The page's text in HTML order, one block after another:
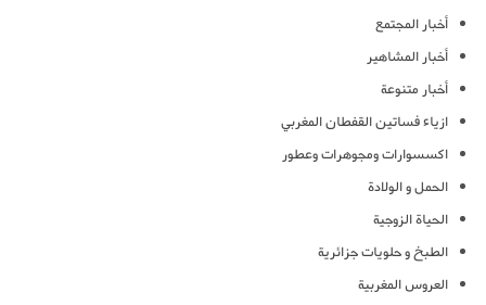
أخبار المجتمع
أخبار المشاهير
أخبار متنوعة
ازياء فساتين القفطان المغربي
اكسسوارات ومجوهرات وعطور
الحمل و الولادة
الحياة الزوجية
الطبخ و حلويات جزائرية
العروس المغربية